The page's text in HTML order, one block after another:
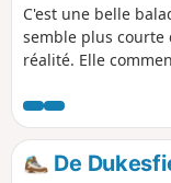
C'est une belle
semble plus courte
réalité. Elle
vers Crawleyside
de la carrière était
forges de Consett.
ensuite pour
De